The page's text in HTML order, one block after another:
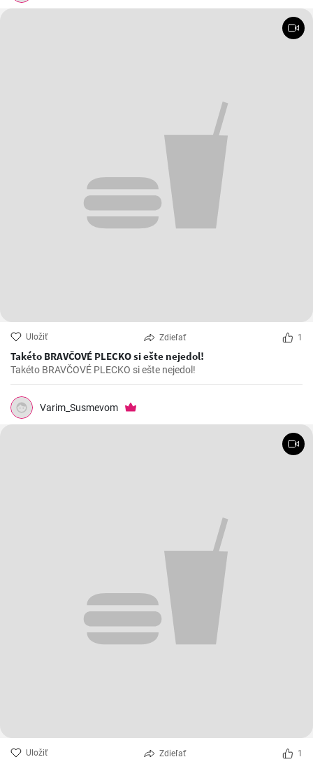
Uložiť Zdieľať 1
Takéto BRAVČOVÉ PLECKO si ešte nejedol!
Takéto BRAVČOVÉ PLECKO si ešte nejedol!
Varim_Susmevom
Uložiť Zdieľať 1